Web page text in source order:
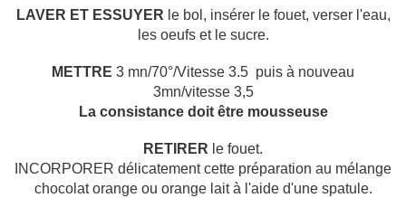
LAVER ET ESSUYER le bol, insérer le fouet, verser l'eau,
les oeufs et le sucre.
METTRE 3 mn/70°/Vitesse 3.5 puis à nouveau
3mn/vitesse 3,5
La consistance doit être mousseuse
RETIRER le fouet.
INCORPORER délicatement cette préparation au mélange
chocolat orange ou orange lait à l'aide d'une spatule.